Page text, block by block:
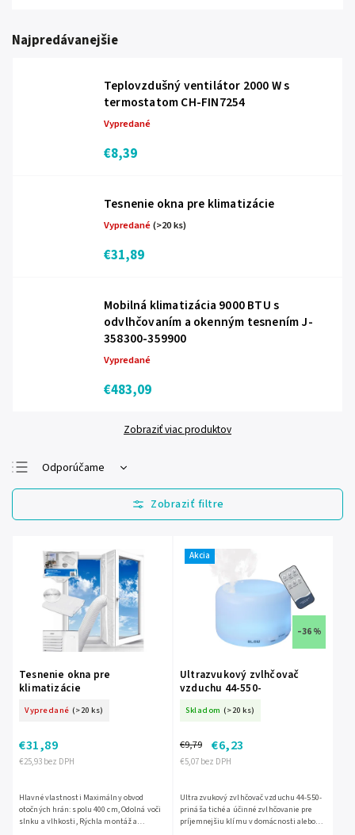
Najpredávanejšie
Teplovzdušný ventilátor 2000 W s
termostatom CH-FIN7254
Vypredané
€8,39
Tesnenie okna pre klimatizácie
Vypredané(>20 ks)
€31,89
Mobilná klimatizácia 9000 BTU s
odvlhčovaním a okenným tesnením J-
358300-359900
Vypredané
€483,09
Zobraziť viac produktov
Odporúčame
Najlacnejšie
Najdrahšie
Abecedne
Tesnenie okna pre
klimatizácie
Vypredané (>20 ks)
€25,93 bez DPH
€31,89
Hlavné vlastnosti Maximálny obvod
otočných hrán: spolu 400 cm, Odolná voči
slnku a vlhkosti, Rýchla montáž a
Akcia
–36 %
Ultrazvukový zvlhčovač
vzduchu 44-550-
Skladom (>20 ks)
€5,07 bez DPH
€9,79 €6,23
Ultrazvukový zvlhčovač vzduchu 44-550-
prináša tiché a účinné zvlhčovanie pre
príjemnejšiu klímu v domácnosti alebo